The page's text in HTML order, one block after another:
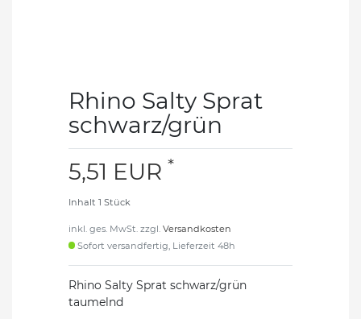
Rhino Salty Sprat
schwarz/grün
5,51 EUR *
Inhalt 1 Stück
inkl. ges. MwSt. zzgl. Versandkosten
Sofort versandfertig, Lieferzeit 48h
Rhino Salty Sprat schwarz/grün
taumelnd